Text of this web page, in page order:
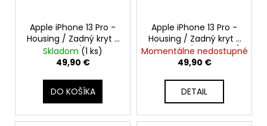
Apple iPhone 13 Pro -
Housing / Zadný kryt s
MagSafe (Alpská
zelená / Alpine Green)
Skladom (1 ks)
49,90 €
DO KOŠÍKA
Apple iPhone 13 Pro -
Housing / Zadný kryt s
MagSafe (Grafitová /
Graphite) - Original
Momentálne nedostupné
49,90 €
DETAIL